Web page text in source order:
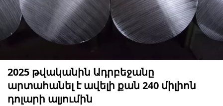
2025 թվականին Ադրբեջանը
արտահանել է ավելի քան 240 միլիոն
դոլարի ալյումին